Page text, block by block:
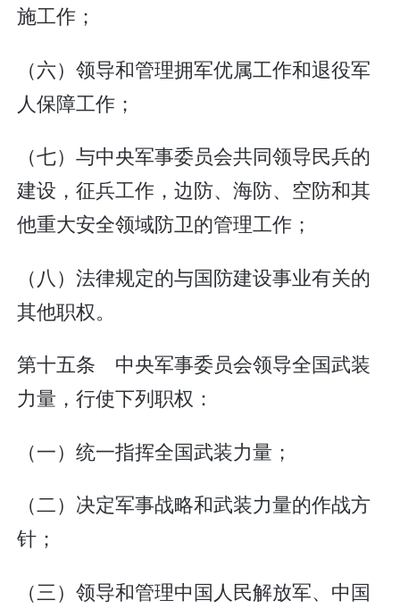
施工作；
（六）领导和管理拥军优属工作和退役军
人保障工作；
（七）与中央军事委员会共同领导民兵的
建设，征兵工作，边防、海防、空防和其
他重大安全领域防卫的管理工作；
（八）法律规定的与国防建设事业有关的
其他职权。
第十五条 中央军事委员会领导全国武装
力量，行使下列职权：
（一）统一指挥全国武装力量；
（二）决定军事战略和武装力量的作战方
针；
（三）领导和管理中国人民解放军、中国